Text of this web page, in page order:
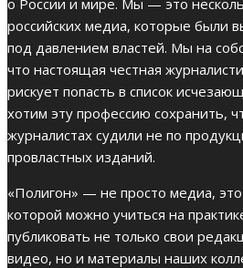
о России и мире. Мы — это
российских медиа, которые были
под давлением властей. Мы на
что настоящая честная
рискует попасть в список
хотим эту профессию сохранить,
журналистах судили не по
провластных изданий.
«Полигон» — не просто медиа,
которой можно учиться на
публиковать не только свои
видео, но и материалы наших